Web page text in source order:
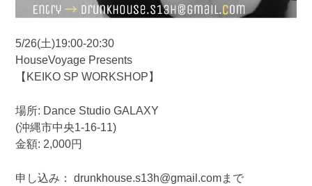
5/26(土)19:00-20:30
HouseVoyage Presents
【KEIKO SP WORKSHOP】
場所: Dance Studio GALAXY
(沖縄市中央1-16-11)
金額: 2,000円
申し込み： drunkhouse.s13h@gmail.comまで